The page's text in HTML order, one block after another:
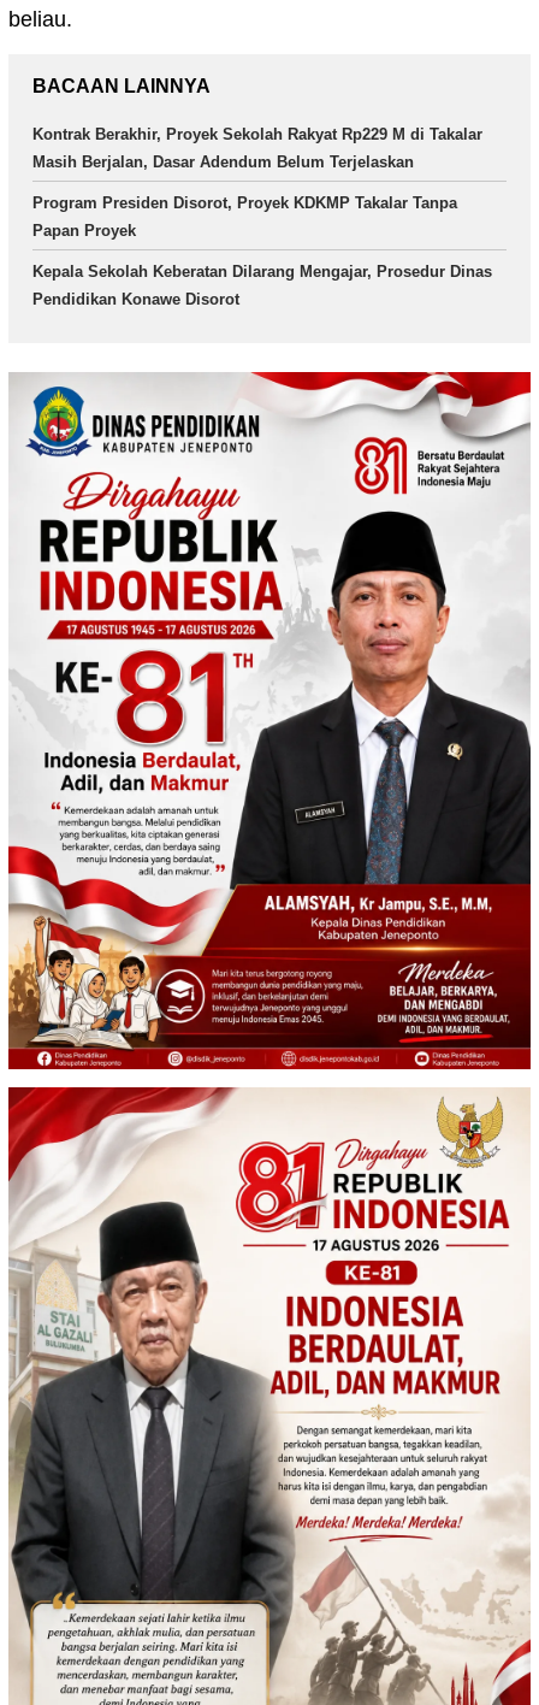
beliau.
BACAAN LAINNYA
Kontrak Berakhir, Proyek Sekolah Rakyat Rp229 M di Takalar
Masih Berjalan, Dasar Adendum Belum Terjelaskan
Program Presiden Disorot, Proyek KDKMP Takalar Tanpa
Papan Proyek
Kepala Sekolah Keberatan Dilarang Mengajar, Prosedur Dinas
Pendidikan Konawe Disorot